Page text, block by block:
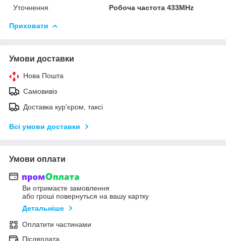
Уточнення
Робоча частота 433MHz
Приховати
Умови доставки
Нова Пошта
Самовивіз
Доставка кур'єром, таксі
Всі умови доставки
Умови оплати
Ви отримаєте замовлення
або гроші повернуться на вашу картку
Детальніше
Оплатити частинами
Післяплата